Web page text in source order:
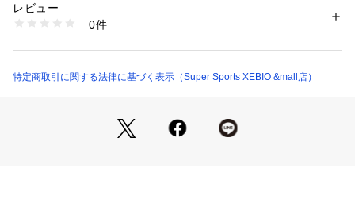
ンのデイパックです。
●フロントには立体的なポケットを配備、両サイドにメッシュ
材を使用しています。
※修理のご依頼はGoldwinリペアサービスにて承っておりま
す。詳しくはメーカー公式サイトをご確認ください。
商品番号：
10893499701 （ショップ）
レビュー
0件
特定商取引に関する法律に基づく表示（Super Sports XEBIO &mall店）